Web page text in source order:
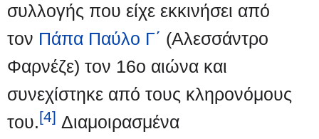
συλλογής που είχε εκκινήσει από
τον Πάπα Παύλο Γ΄ (Αλεσσάντρο
Φαρνέζε) τον 16ο αιώνα και
συνεχίστηκε από τους κληρονόμους
του.[4] Διαμοιρασμένα